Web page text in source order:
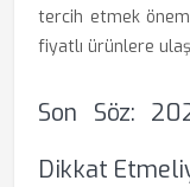
tercih etmek
fiyatlı ürünlere
Son Söz:
Dikkat